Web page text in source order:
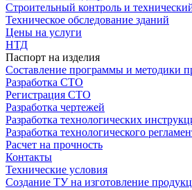
Строительный контроль и
Техническое обследование зданий
Цены на услуги
НТД
Паспорт на изделия
Составление программы и методики
Разработка СТО
Регистрация СТО
Разработка чертежей
Разработка технологических
Разработка технологического
Расчет на прочность
Контакты
Технические условия
Создание ТУ на изготовление